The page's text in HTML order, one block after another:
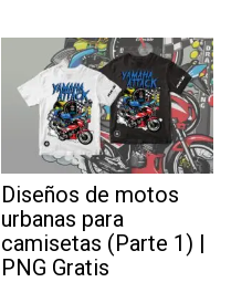
Diseños de motos
urbanas para
camisetas (Parte 1) |
PNG Gratis